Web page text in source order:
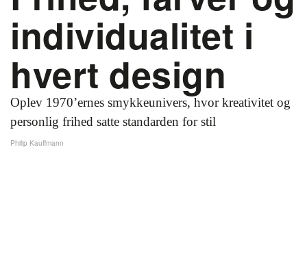
individualitet i
hvert design
Oplev 1970’ernes smykkeunivers, hvor kreativitet og
personlig frihed satte standarden for stil
Philip Kauffmann